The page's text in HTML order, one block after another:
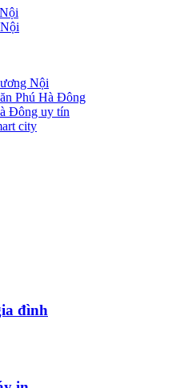
Nội
Phú Hà Đông
Đông uy tín
city
đình